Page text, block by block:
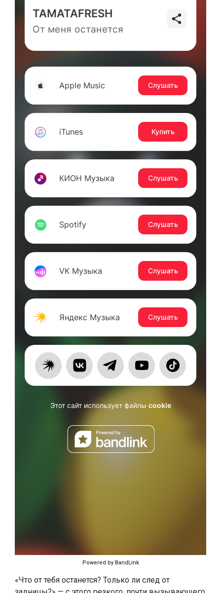
Powered by BandLink
«Что от тебя останется? Только ли след от